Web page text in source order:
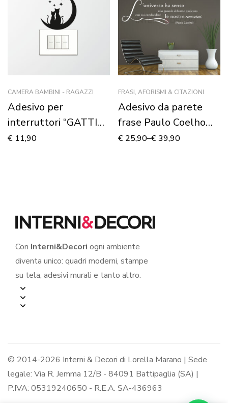
CAMERA BAMBINI - RAGAZZI
Adesivo per
interruttori “GATTINI
SU LUNA” – Mini
€ 11,90
FRASI, AFORISMI & CITAZIONI
Adesivo da parete
frase Paulo Coelho
“L’UNIVERSO HA
€ 25,90–€39,90
Con Interni&Decori ogni ambiente
diventa unico: quadri moderni, stampe
su tela, adesivi murali e tanto altro.
© 2014-2026 Interni & Decori di Lorella Marano | Sede
legale: Via R. Jemma 12/B - 84091 Battipaglia (SA) |
P.IVA: 05319240650 - R.E.A. SA-436963